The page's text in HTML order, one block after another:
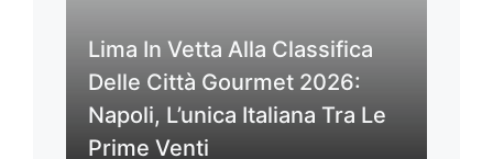
Lima In Vetta Alla Classifica
Delle Città Gourmet 2026:
Napoli, L’unica Italiana Tra Le
Prime Venti